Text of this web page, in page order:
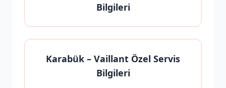
Bilgileri
Karabük – Vaillant Özel Servis
Bilgileri